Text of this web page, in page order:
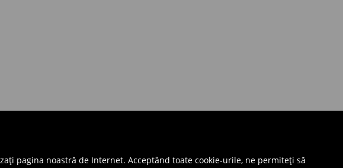
pagina noastră de Internet. Acceptând toate cookie-urile, ne permiteți să